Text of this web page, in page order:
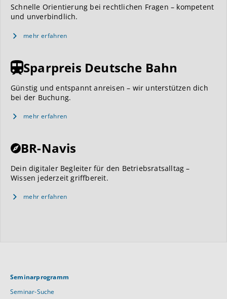
Schnelle Orientierung bei rechtlichen Fragen – kompetent
und unverbindlich.
mehr erfahren
Sparpreis Deutsche Bahn
Günstig und entspannt anreisen – wir unterstützen dich
bei der Buchung.
mehr erfahren
BR-Navis
Dein digitaler Begleiter für den Betriebsratsalltag –
Wissen jederzeit griffbereit.
mehr erfahren
Seminarprogramm
Seminar-Suche